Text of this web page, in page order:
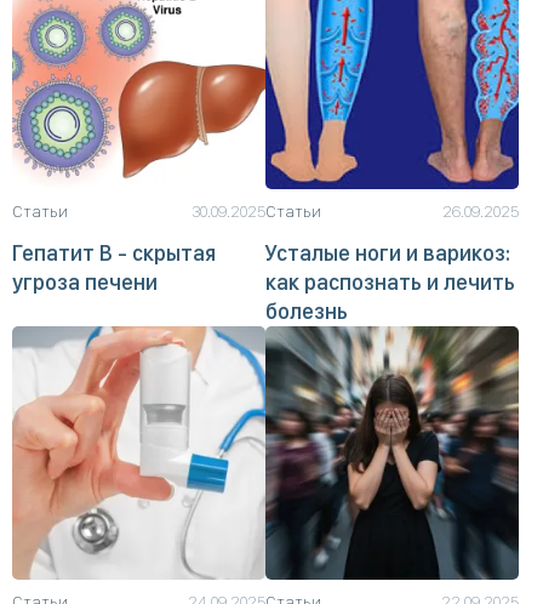
Статьи 30.09.2025
Гепатит B - скрытая
угроза печени
Статьи 26.09.2025
Усталые ноги и варикоз:
как распознать и лечить
болезнь